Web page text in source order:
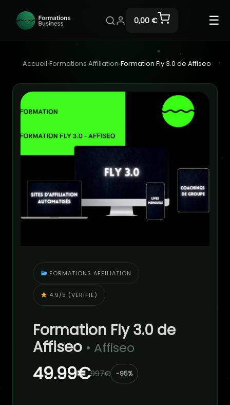
0,00 € ☰
Accueil›Formations Affiliation›Formation Fly 3.0 de Affiseo
FORMATIONS AFFILIATION
4.9/5 (VÉRIFIÉ)
Formation Fly 3.0 de
Affiseo • Affiseo
49.99€997€ -95%